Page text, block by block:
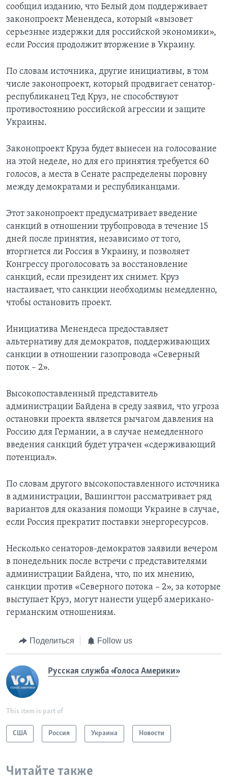
сообщил изданию, что Белый дом поддерживает
законопроект Менендеса, который «вызовет
серьезные издержки для российской экономики»,
если Россия продолжит вторжение в Украину.
По словам источника, другие инициативы, в том
числе законопроект, который продвигает сенатор-
республиканец Тед Круз, не способствуют
противостоянию российской агрессии и защите
Украины.
Законопроект Круза будет вынесен на голосование
на этой неделе, но для его принятия требуется 60
голосов, а места в Сенате распределены поровну
между демократами и республиканцами.
Этот законопроект предусматривает введение
санкций в отношении трубопровода в течение 15
дней после принятия, независимо от того,
вторгнется ли Россия в Украину, и позволяет
Конгрессу проголосовать за восстановление
санкций, если президент их снимет. Круз
настаивает, что санкции необходимы немедленно,
чтобы остановить проект.
Инициатива Менендеса предоставляет
альтернативу для демократов, поддерживающих
санкции в отношении газопровода «Северный
поток – 2».
Высокопоставленный представитель
администрации Байдена в среду заявил, что угроза
остановки проекта является рычагом давления на
Россию для Германии, а в случае немедленного
введения санкций будет утрачен «сдерживающий
потенциал».
По словам другого высокопоставленного источника
в администрации, Вашингтон рассматривает ряд
вариантов для оказания помощи Украине в случае,
если Россия прекратит поставки энергоресурсов.
Несколько сенаторов-демократов заявили вечером
в понедельник после встречи с представителями
администрации Байдена, что, по их мнению,
санкции против «Северного потока – 2», за которые
выступает Круз, могут нанести ущерб американо-
германским отношениям.
Поделиться Follow us
Русская служба «Голоса Америки»
This item is part of
США Россия Украина Новости
Читайте также